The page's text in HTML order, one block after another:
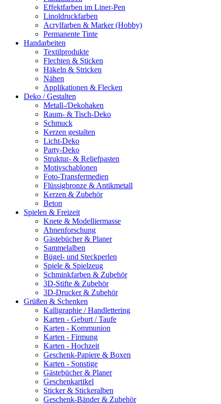
Effektfarben im Liner-Pen
Linoldruckfarben
Acrylfarben & Marker (Hobby)
Permanente Tinte
Handarbeiten
Textilprodukte
Flechten & Sticken
Häkeln & Stricken
Nähen
Applikationen & Flecken
Deko / Gestalten
Metall-/Dekohaken
Raum- & Tisch-Deko
Schmuck
Kerzen gestalten
Licht-Deko
Party-Deko
Struktur- & Reliefpasten
Motivschablonen
Foto-Transfermedien
Flüssigbronze & Antikmetall
Kerzen & Zubehör
Beton
Spielen & Freizeit
Knete & Modelliermasse
Ahnenforschung
Gästebücher & Planer
Sammelalben
Bügel- und Steckperlen
Spiele & Spielzeug
Schminkfarben & Zubehör
3D-Stifte & Zubehör
3D-Drucker & Zubehör
Grüßen & Schenken
Kalligraphie / Handlettering
Karten - Geburt / Taufe
Karten - Kommunion
Karten - Firmung
Karten - Hochzeit
Geschenk-Papiere & Boxen
Karten - Sonstige
Gästebücher & Planer
Geschenkartikel
Sticker & Stickeralben
Geschenk-Bänder & Zubehör